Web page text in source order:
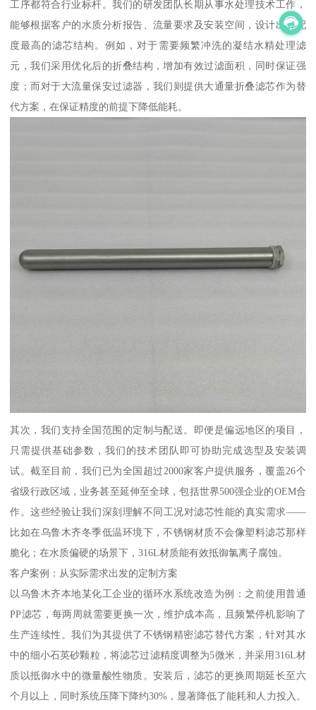
工序都符合行业标杆。我们的研发团队长期从事水处理技术工作，
能够根据客户的水质分析报告、流量要求及安装空间，设计出匹配
度最高的滤芯结构。例如，对于需要频繁冲洗的凝结水精处理滤
元，我们采用优化后的折叠结构，增加有效过滤面积，同时保证强
度；而对于大流量保安过滤器，我们则提供大通量折叠滤芯作为替
代方案，在保证精度的前提下降低能耗。
其次，我们支持全国范围的定制与配送。即便是偏远地区的项目，
只需提供基础参数，我们的技术团队即可协助完成选型及安装调
试。截至目前，我们已为全国超过2000家客户提供服务，覆盖26个
省级行政区域，业务甚至延伸至全球，包括世界500强企业的OEM合
作。这些经验让我们深刻理解不同工况对滤芯性能的真实需求——
比如在乌鲁木齐冬季低温环境下，不锈钢材质不会像塑料滤芯那样
脆化；在水质偏硬的场景下，316L材质能有效抵御氯离子腐蚀。
客户案例：从实际需求出发的定制方案
以乌鲁木齐本地某化工企业的循环水系统改造为例：之前使用普通
PP滤芯，每两周就需要更换一次，维护成本高，且频繁停机影响了
生产连续性。我们为其提供了不锈钢精密滤芯替代方案，针对其水
中的细小石英砂颗粒，将滤芯过滤精度调整为5微米，并采用316L材
质以抵御水中的微量酸性物质。安装后，滤芯的更换周期延长至六
个月以上，同时系统压降下降约30%，显著降低了能耗和人力投入。